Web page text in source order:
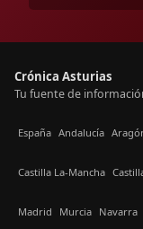
Crónica Asturias
Tu fuente de
España Andalucía
Castilla La-Mancha
Madrid Murcia Navarra